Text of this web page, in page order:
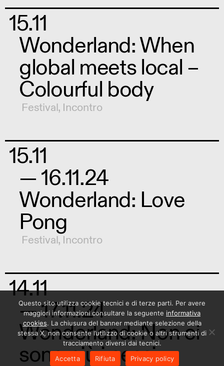
15.11
Wonderland: When
global meets local –
Colourful body
Festival, Incontro
15.11
— 16.11.24
Wonderland: Love
Pong
Festival, Incontro
14.11
— 17.11.24
Wonderland: Non ci
sono più i cessi
Questo sito utilizza cookie tecnici e di terze parti. Per avere
maggiori informazioni consultare la seguente informativa
cookies. La chiusura del banner mediante selezione della
stessa X, non consente l’utilizzo di cookie o altri strumenti di
tracciamento diversi dai tecnici.
Accetta
Rifiuta Privacy policy